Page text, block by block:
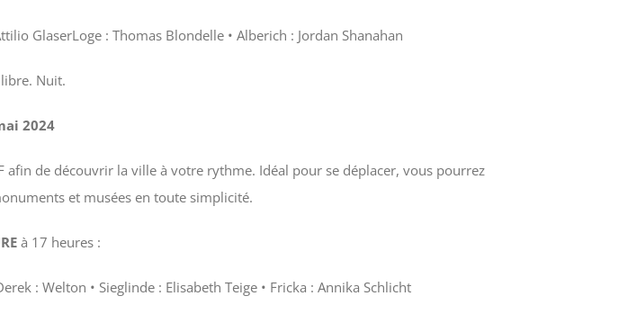
GlaserLoge : Thomas Blondelle • Alberich : Jordan Shanahan
Nuit.
2024
afin de découvrir la ville à votre rythme. Idéal pour se déplacer, vous pourrez
et musées en toute simplicité.
à 17 heures :
: Welton • Sieglinde : Elisabeth Teige • Fricka : Annika Schlicht